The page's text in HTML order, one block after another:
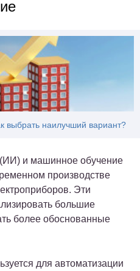
выбрать наилучший вариант?
(ИИ) и машинное обучение
производстве
Эти
большие
более обоснованные
для автоматизации